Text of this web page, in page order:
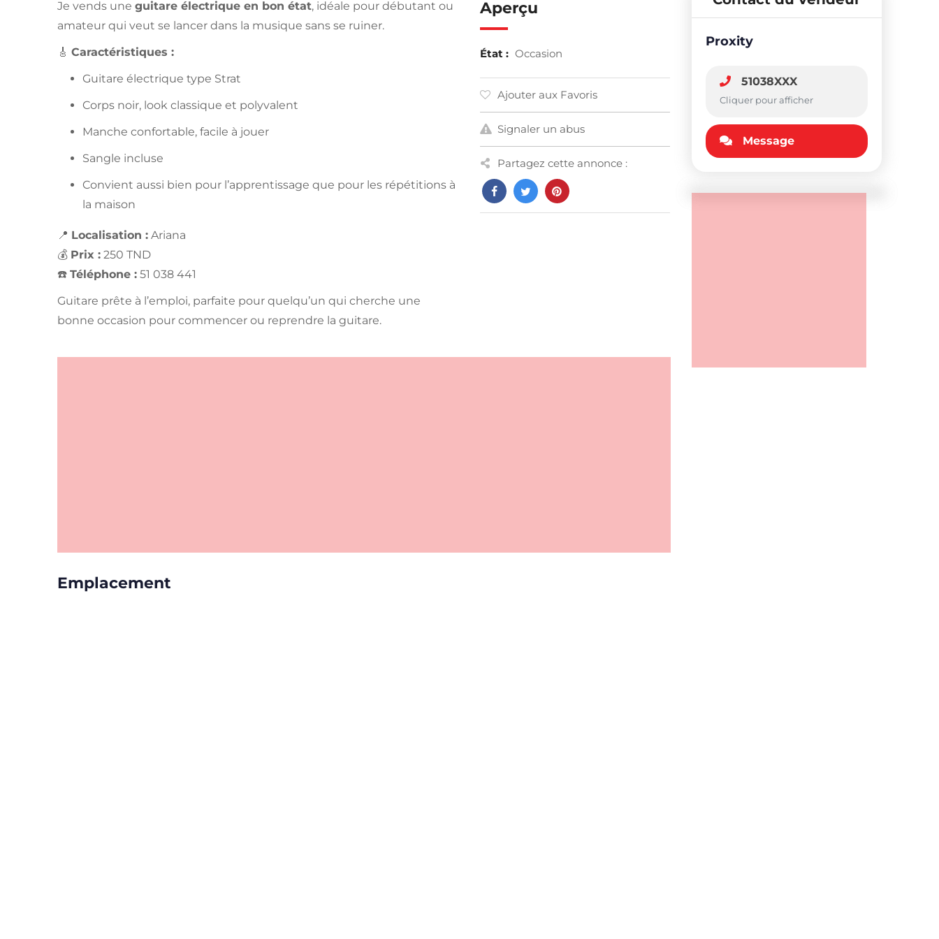
Je vends une guitare électrique en bon état, idéale pour débutant ou
amateur qui veut se lancer dans la musique sans se ruiner.
🎸 Caractéristiques :
Guitare électrique type Strat
Corps noir, look classique et polyvalent
Manche confortable, facile à jouer
Sangle incluse
Convient aussi bien pour l’apprentissage que pour les répétitions à
la maison
📍 Localisation : Ariana
💰 Prix : 250 TND
☎️ Téléphone : 51 038 441
Guitare prête à l’emploi, parfaite pour quelqu’un qui cherche une
bonne occasion pour commencer ou reprendre la guitare.
Aperçu
État : Occasion
Ajouter aux Favoris
Signaler un abus
Partagez cette annonce :
Emplacement
Proxity
51038XXX
Cliquer pour afficher
Message